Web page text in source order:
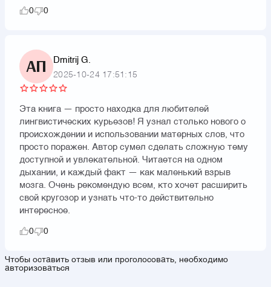
0 0
АП Dmitrij G.
2025-10-24 17:51:15
Эта книга — просто находка для любителей
лингвистических курьезов! Я узнал столько нового о
происхождении и использовании матерных слов, что
просто поражен. Автор сумел сделать сложную тему
доступной и увлекательной. Читается на одном
дыхании, и каждый факт — как маленький взрыв
мозга. Очень рекомендую всем, кто хочет расширить
свой кругозор и узнать что-то действительно
интересное.
0 0
Чтобы оставить отзыв или проголосовать, необходимо
авторизоваться